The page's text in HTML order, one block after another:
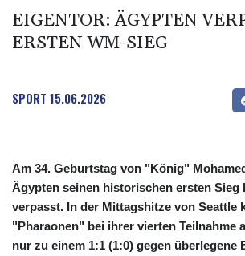
Niedrigwasser: Bilger für Aussetzung von
Feiertagsfahrverbot für Lkw
EIGENTOR: ÄGYPTEN
ERSTEN WM-SIEG
SPORT 15.06.2026
Am 34. Geburtstag von "König"
Ägypten seinen historischen ersten Sieg
verpasst. In der Mittagshitze von Seattle
"Pharaonen" bei ihrer vierten Teilnahme
nur zu einem 1:1 (1:0) gegen überlegene